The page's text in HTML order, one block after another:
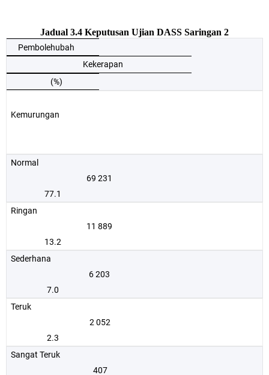
Jadual 3.4 Keputusan Ujian DASS Saringan 2
Pembolehubah
Kekerapan
(%)
Kemurungan
Normal
69 231
77.1
Ringan
11 889
13.2
Sederhana
6 203
7.0
Teruk
2 052
2.3
Sangat Teruk
407